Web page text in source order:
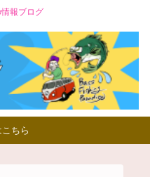
報ブログ
ちら